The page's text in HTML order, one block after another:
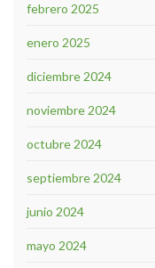
febrero 2025
enero 2025
diciembre 2024
noviembre 2024
octubre 2024
septiembre 2024
junio 2024
mayo 2024